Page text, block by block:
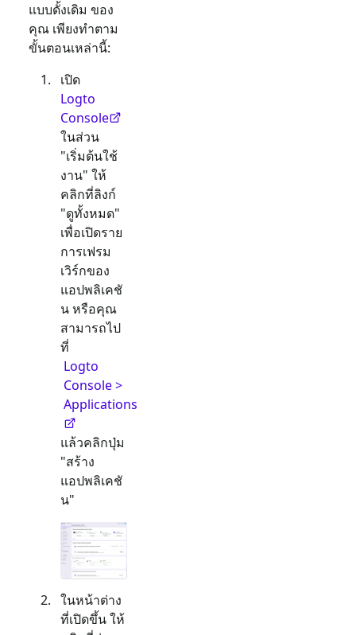
แบบดั้งเดิม ของ
คุณ เพียงทำตาม
ขั้นตอนเหล่านี้:
เปิด
Logto
Console
ในส่วน
"เริ่มต้นใช้
งาน" ให้
คลิกที่ลิงก์
"ดูทั้งหมด"
เพื่อเปิดราย
การเฟรม
เวิร์กของ
แอปพลิเคชั
น หรือคุณ
สามารถไป
ที่
Logto
Console >
Applications
แล้วคลิกปุ่ม
"สร้าง
แอปพลิเคชั
น"
ในหน้าต่าง
ที่เปิดขึ้น ให้